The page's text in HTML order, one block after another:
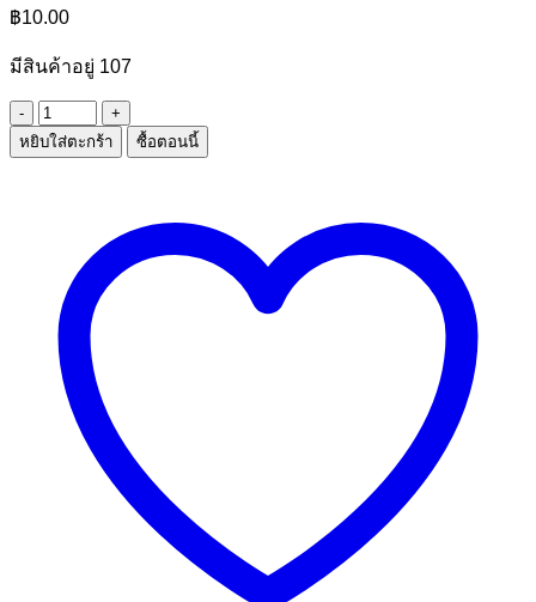
฿10.00
มีสินค้าอยู่ 107
จำนวน
คัต
หยิบใส่ตะกร้า ซื้อตอนนี้